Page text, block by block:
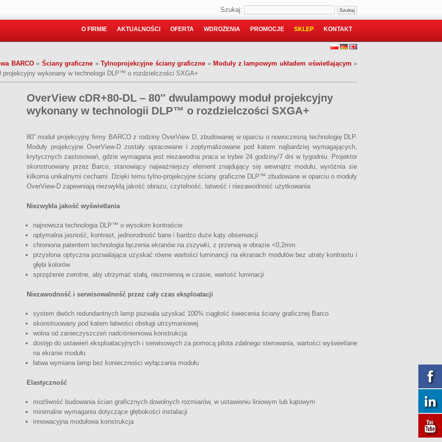
Szukaj:
O FIRMIE AKTUALNOŚCI OFERTA WDROŻENIA PROMOCJE SKLEP KONTAKT
BARCO» Ściany graficzne »Tylnoprojekcyjne ściany graficzne » Moduły z lampowym układem oświetlającym »
projekcyjny wykonany w technologii DLP™ o rozdzielczości SXGA+
OverView cDR+80-DL – 80″ dwulampowy moduł projekcyjny
wykonany w technologii DLP™ o rozdzielczości SXGA+
80” moduł projekcyjny firmy BARCO z rodziny OverView D, zbudowanej w oparciu o nowoczesną technologię DLP.
Moduły projekcyjne OverView-D zostały opracowane i zoptymalizowane pod katem najbardziej wymagających,
krytycznych zastosowań, gdzie wymagana jest niezawodna praca w trybie 24 godziny/7 dni w tygodniu. Projektor
skonstruowany przez Barco, stanowiący najważniejszy element znajdujący się wewnątrz modułu, wyróżnia sie
kilkoma unikalnymi cechami. Dzięki temu tylno-projekcyjne ściany graficzne DLP™ zbudowane w oparciu o moduły
OverView-D zapewniają niezwykłą jakość obrazu, czytelność, łatwość i niezawodność użytkowania
Niezwykła jakość wyświetlania
najnowsza technologia DLP™ o wysokim kontraście
optymalna jasność, kontrast, jednorodność barw i bardzo duże kąty obserwacji
chroniona patentem technologia łączenia ekranów na zszywki, z przerwą w obrazie <0,2mm
przysłona optyczna pozwalająca uzyskać równe wartości luminancji na ekranach modułów bez utraty kontrastu i
głębi kolorów
sprzężenie zwrotne, aby utrzymać stałą, niezmienną w czasie, wartość luminacji
Niezawodność i serwisowalność przez cały czas eksploatacji
system dwóch redundantnych lamp pozwala uzyskać 100% ciągłość świecenia ściany graficznej Barco
skonstruowany pod katem łatwości obsługi utrzymaniowej
wolna od zanieczyszczeń nadciśnieniowa konstrukcja
dostęp do ustawień eksploatacyjnych i serwisowych za pomocą pilota zdalnego sterowania, wartości wyświetlane
na ekranie modułu
łatwa wymiana lamp bez konieczności wyłączania modułu
Elastyczność
możliwość budowania ścian graficznych dowolnych rozmiarów, w ustawieniu liniowym lub kątowym
minimalne wymagania dotyczące głębokości instalacji
innowacyjna modułowa konstrukcja